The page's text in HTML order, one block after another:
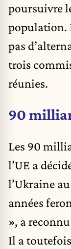
poursuivre
population.
pas
trois
réunies.
90
Les 90
l’UE a
l’Ukraine
années
», a
Il a